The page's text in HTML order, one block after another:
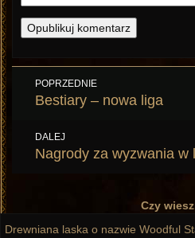
Nawigacja
wpisu
POPRZEDNIE
Poprzedni
Bestiary – nowa liga
DALEJ
Następny
Nagrody za wyzwania w
Czy
Drewniana laska o nazwie Woodful